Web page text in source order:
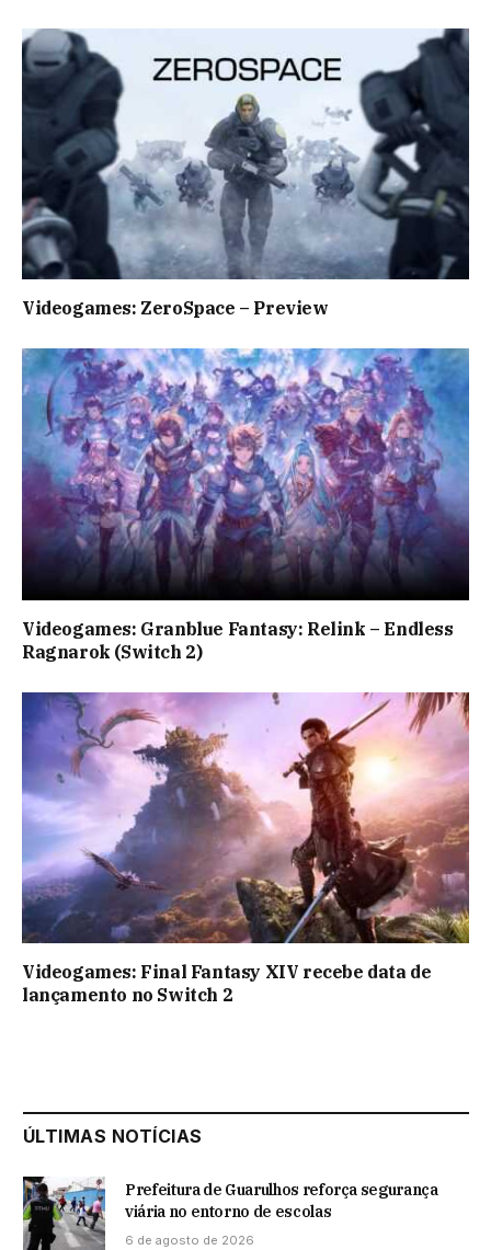
Videogames: ZeroSpace – Preview
Videogames: Granblue Fantasy: Relink – Endless
Ragnarok (Switch 2)
Videogames: Final Fantasy XIV recebe data de
lançamento no Switch 2
ÚLTIMAS NOTÍCIAS
Prefeitura de Guarulhos reforça segurança
viária no entorno de escolas
6 de agosto de 2026